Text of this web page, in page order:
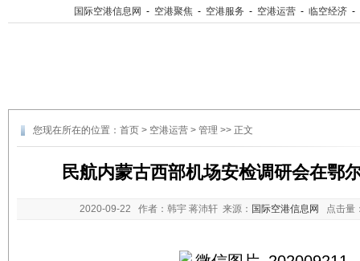
国际空港信息网 - 空港聚焦 - 空港服务 - 空港运营 - 临空经济 -
您现在所在的位置： 首页 > 空港运营 > 管理 >> 正文
民航内蒙古西部机场安检调研会在鄂
2020-09-22 作者：韩宇 蒋沛轩 来源： 国际空港信息网 点击量